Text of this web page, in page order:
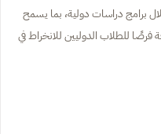
برامج دراسات دولية، بما يسمح
فرصًا للطلاب الدوليين للانخراط في